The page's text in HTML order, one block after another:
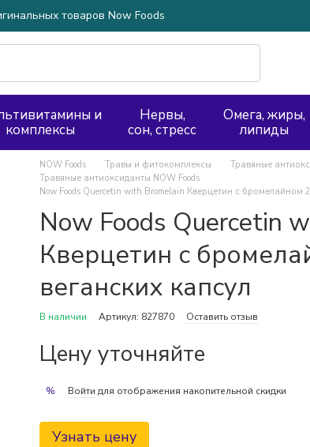
товаров Now Foods
и
комплексы
Нервы,
сон, стресс
Омега, жиры,
липиды
NOW Foods Травы и фитокомплексы
Травяные
Травяные антиоксиданты NOW Foods
Now Foods Quercetin with Bromelain Кверцетин с бромелайном
Now Foods Quercetin
Кверцетин с
веганских капсул
В наличии Артикул: 827870 Оставить отзыв
Цену уточняйте
% Войти для отображения накопительной скидки
Узнать цену